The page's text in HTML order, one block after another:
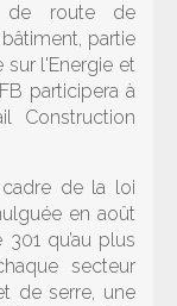
route de
partie
sur l'Energie et
participera à
Construction
cadre de la loi
en août
qu’au plus
secteur
de serre, une